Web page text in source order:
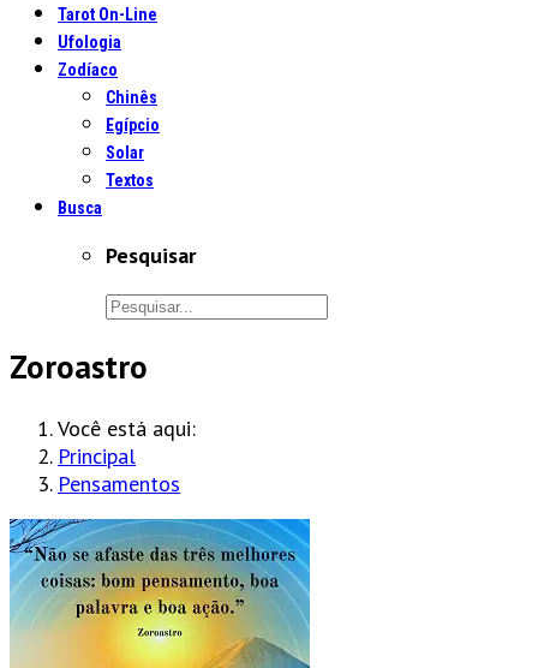
Tarot On-Line
Ufologia
Zodíaco
Chinês
Egípcio
Solar
Textos
Busca
Pesquisar
Zoroastro
Você está aqui:
Principal
Pensamentos